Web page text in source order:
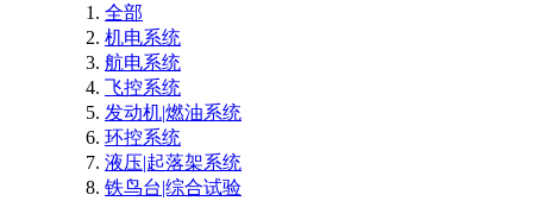
全部
机电系统
航电系统
飞控系统
发动机|燃油系统
环控系统
液压|起落架系统
铁鸟台|综合试验